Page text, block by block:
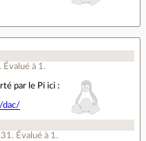
. Évalué à 1 .
par le Pi ici :
dac/
. Évalué à 1 .